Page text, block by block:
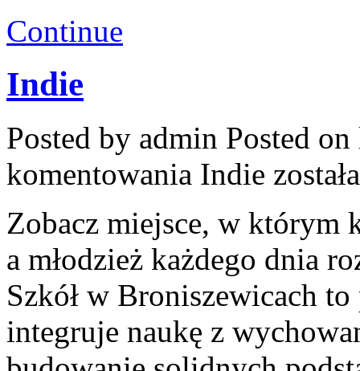
Continue
Indie
Posted by admin Posted
komentowania Indie
Zobacz miejsce, w którym
a młodzież każdego dnia
Szkół w Broniszewicach
integruje naukę z